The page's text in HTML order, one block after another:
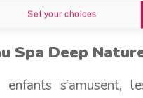
leur créativité
Spa Deep
s’amusent,
Set your choices